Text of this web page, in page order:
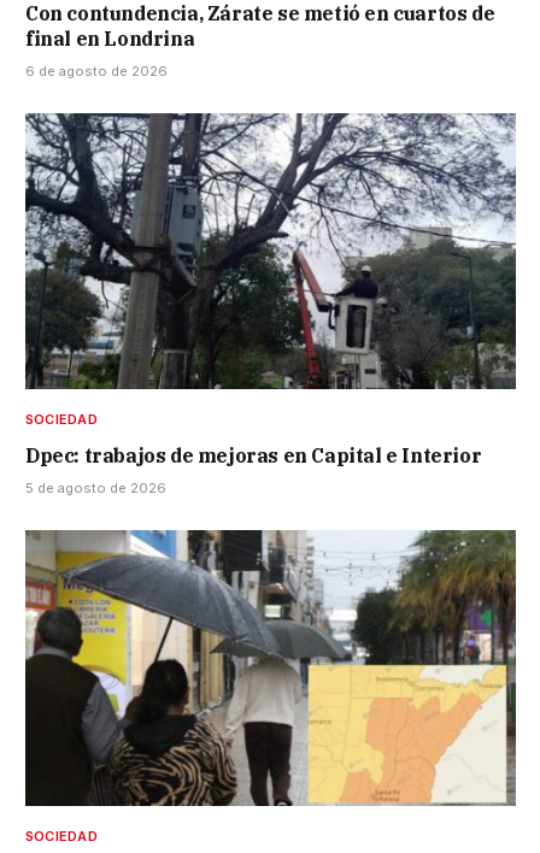
Con contundencia, Zárate se metió en cuartos de
final en Londrina
6 de agosto de 2026
SOCIEDAD
Dpec: trabajos de mejoras en Capital e Interior
5 de agosto de 2026
SOCIEDAD